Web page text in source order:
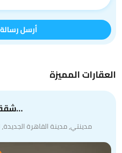
أرسل رسالة
العقارات المميزة
شقة فندقية مميزة في…
مدينتي, مدينة القاهرة الجديدة,